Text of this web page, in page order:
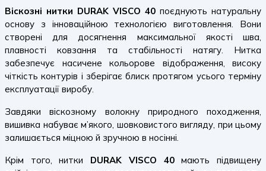
Віскозні нитки DURAK VISCO 40 поєднують натуральну
основу з інноваційною технологією виготовлення. Вони
створені для досягнення максимальної якості шва,
плавності ковзання та стабільності натягу. Нитка
забезпечує насичене кольорове відображення, високу
чіткість контурів і зберігає блиск протягом усього терміну
експлуатації виробу.
Завдяки віскозному волокну природного походження,
вишивка набуває м’якого, шовковистого вигляду, при цьому
залишається міцною й зручною в носінні.
Крім того, нитки DURAK VISCO 40мають підвищену